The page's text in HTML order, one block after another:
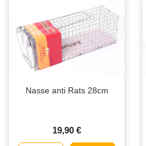
Nasse anti Rats 28cm
19,90 €